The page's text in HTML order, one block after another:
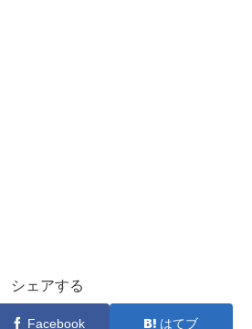
シェアする
Facebook はてブ